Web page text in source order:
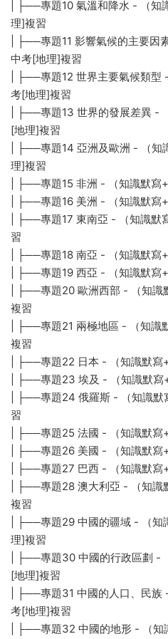
| ├──專題10 氣溫和降水 - （
理]複習
| ├──專題11 影響氣候的主要
中考[地理]複習
| ├──專題12 世界主要氣候類
考[地理]複習
| ├──專題13 世界的發展差異 -
[地理]複習
| ├──專題14 亞洲及歐洲 - （
理]複習
| ├──專題15 非洲 - （知識默
| ├──專題16 美洲 - （知識默
| ├──專題17 東南亞 - （知識
習
| ├──專題18 南亞 - （知識默
| ├──專題19 西亞 - （知識默
| ├──專題20 歐洲西部 - （知
複習
| ├──專題21 兩極地區 - （知
複習
| ├──專題22 日本 - （知識默
| ├──專題23 埃及 - （知識默
| ├──專題24 俄羅斯 - （知識
習
| ├──專題25 法國 - （知識默
| ├──專題26 美國 - （知識默
| ├──專題27 巴西 - （知識默
| ├──專題28 澳大利亞 - （知
複習
| ├──專題29 中國的疆域 - （
理]複習
| ├──專題30 中國的行政區劃 -
[地理]複習
| ├──專題31 中國的人口、民
考[地理]複習
| ├──專題32 中國的地形 - （